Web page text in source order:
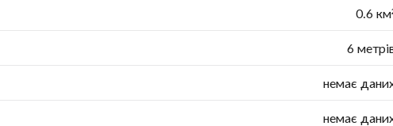
0.6
6
немає
немає